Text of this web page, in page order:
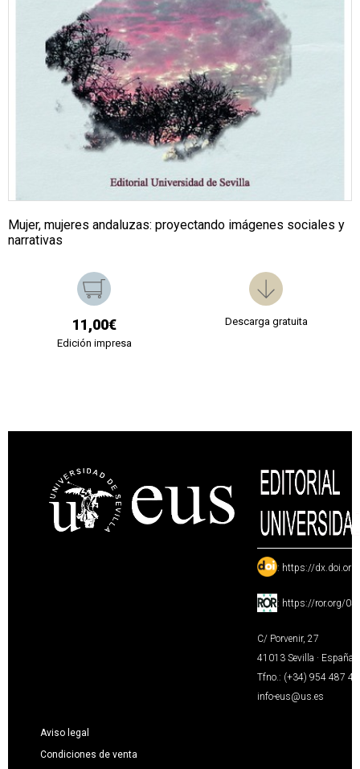
Mujer, mujeres andaluzas: proyectando imágenes sociales y
narrativas
11,00€
Edición impresa
Descarga gratuita
: https://
: https://ror.org/
C/ Porvenir, 27
41013 Sevilla · España
Tfno.: (+34) 954 487
info-eus@us.es
Aviso legal
Condiciones de venta